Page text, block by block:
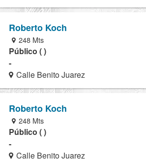
Roberto Koch
248 Mts
Público ( )
-
Calle Benito Juarez
Roberto Koch
248 Mts
Público ( )
-
Calle Benito Juarez